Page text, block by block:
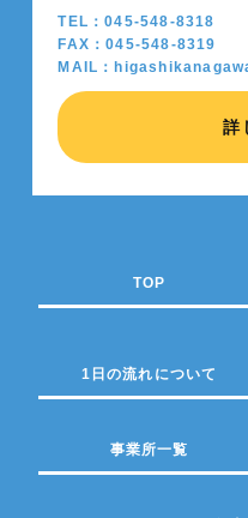
TEL：045-548-8318
FAX：045-548-8319
MAIL：
詳
TOP
1日の流れについて
事業所一覧